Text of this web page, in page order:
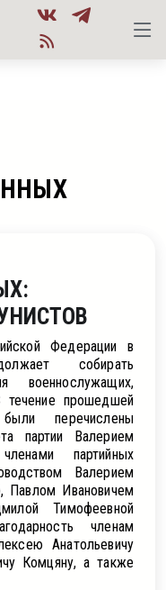
Федерации в
собирать
военнослужащих,
течение прошедшей
перечислены
партии Валерием
партийных
Валерием
Ивановичем
Тимофеевной
членам
Анатольевичу
Комцяну, а также